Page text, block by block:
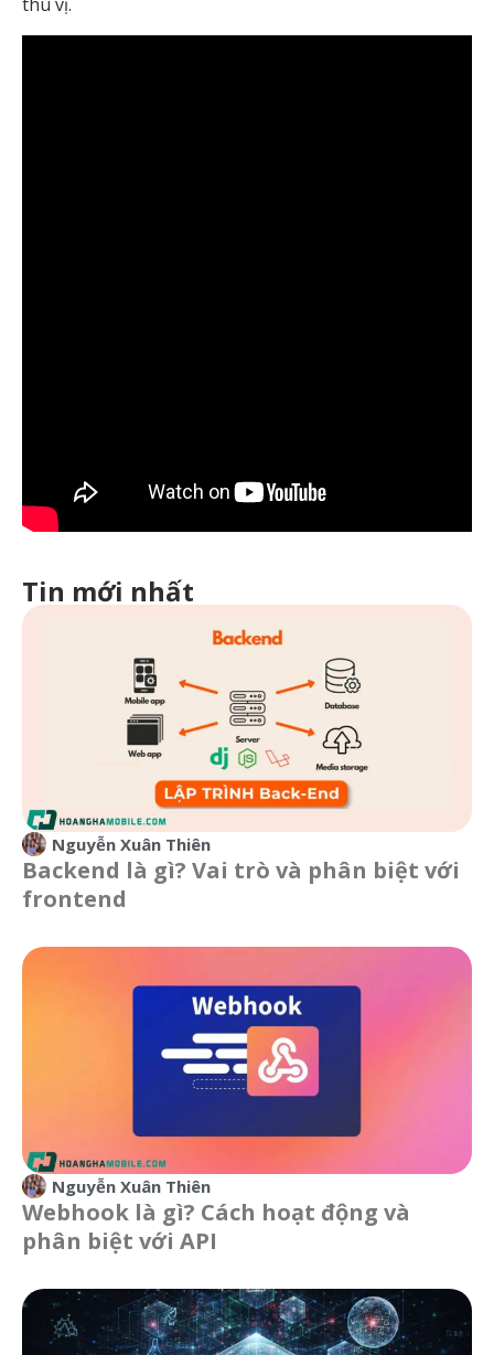
Tin mới nhất
Nguyễn Xuân Thiên
Backend là gì? Vai trò và phân biệt với
frontend
Nguyễn Xuân Thiên
Webhook là gì? Cách hoạt động và
phân biệt với API